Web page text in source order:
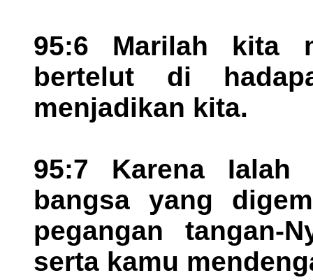
95:6 Marilah kita
bertelut di
menjadikan kita.
95:7 Karena
bangsa yang
pegangan tangan-
serta kamu